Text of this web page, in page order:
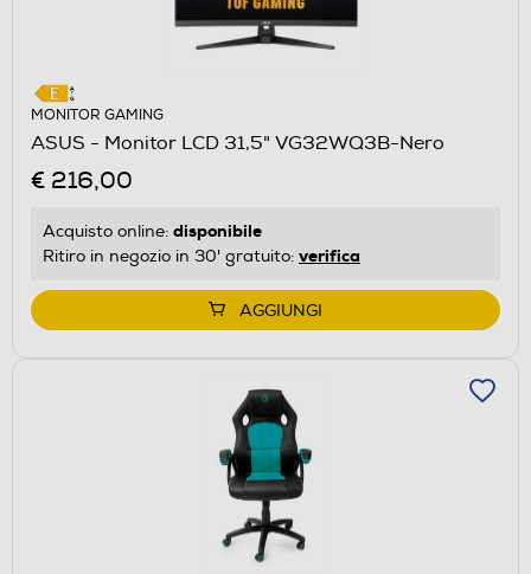
MONITOR GAMING
ASUS - Monitor LCD 31,5" VG32WQ3B-Nero
€ 216,00
Acquisto online: disponibile
Ritiro in negozio in 30' gratuito: verifica
AGGIUNGI